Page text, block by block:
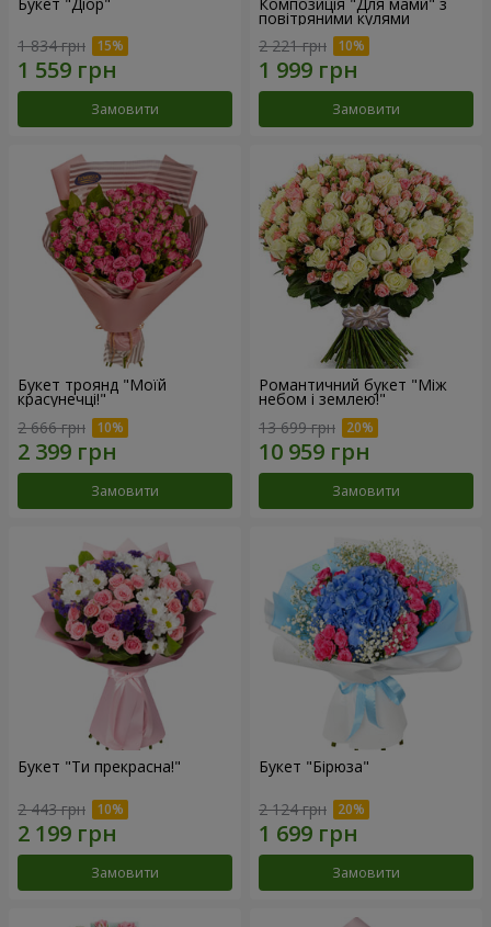
1 834 грн
Замовити
повітряними кулями
2 221 грн
Замовити
Букет троянд "Моїй
красунечці!"
2 666 грн
Замовити
Романтичний букет "Між
небом і землею!"
13 699 грн
Замовити
Букет "Ти прекрасна!"
2 443 грн
Замовити
Букет "Бірюза"
2 124 грн
Замовити